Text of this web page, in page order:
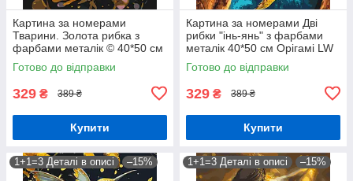
Картина за номерами
Тварини. Золота рибка з
фарбами металік © 40*50 см
Орігамі LW 9670
Готово до відправки
329 ₴ 389 ₴
Купити
Картина за номерами Дві
рибки "інь-янь" з фарбами
металік 40*50 см Орігамі LW
3444
Готово до відправки
329 ₴ 389 ₴
Купити
1+1=3 Деталі в описі –15% 1+1=3 Деталі в описі –15%